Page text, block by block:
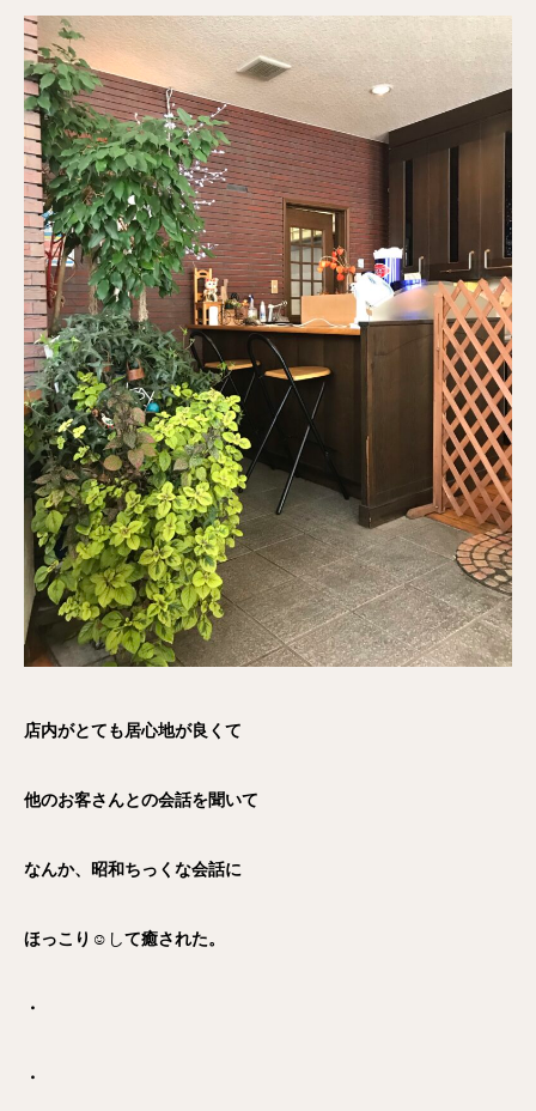
店内がとても居心地が良くて
他のお客さんとの会話を聞いて
なんか、昭和ちっくな会話に
ほっこり ☺️して癒された。
・
・